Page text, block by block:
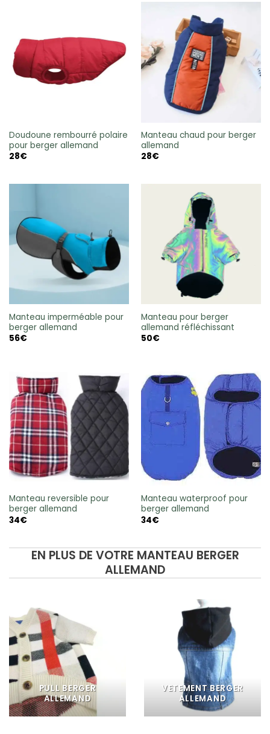
Doudoune rembourré polaire
pour berger allemand
28€
Manteau chaud pour berger
allemand
28€
Manteau imperméable pour
berger allemand
56€
Manteau pour berger
allemand réfléchissant
50€
Manteau reversible pour
berger allemand
34€
Manteau waterproof pour
berger allemand
34€
EN PLUS DE VOTRE MANTEAU BERGER
ALLEMAND
PULL BERGER
ALLEMAND
VETEMENT BERGER
ALLEMAND